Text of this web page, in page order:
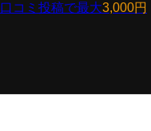
口コミ投稿で最大3,000円